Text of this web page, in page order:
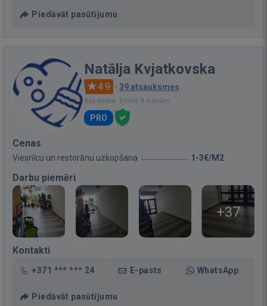
Piedāvāt pasūtījumu
Natālja Kvjatkovska
4.9 · 39 atsauksmes
Bija vietnē: Pirms 9 dienām
PRO
Cenas
Viesnīcu un restorānu uzkopšana 1-3€/M2
Darbu piemēri
+37
Kontakti
+371 *** *** 24 E-pasts WhatsApp
Piedāvāt pasūtījumu